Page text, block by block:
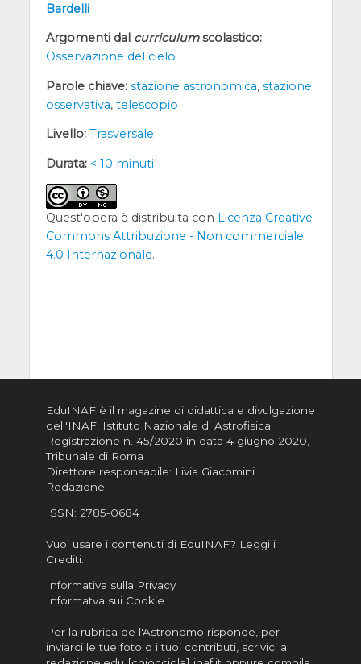
Bardelli
Argomenti dal curriculumscolastico:
Osservazione del cielo
Parole chiave: stazione astronomica, stazione
osservativa, telescopio
Livello: Trasversale
Durata: < 10 minuti
Quest'opera è distribuita con Licenza Creative
Commons Attribuzione - Non commerciale
4.0 Internazionale.
EduINAF è il magazine di didattica e divulgazione
dell'INAF, Istituto Nazionale di Astrofisica
Registrazione n. 45/2020 in data 4 giugno 2020,
Tribunale di Roma
Direttore responsabile: Livia Giacomini
Redazione
ISSN: 2785-0684
Vuoi usare i contenuti di EduINAF? Leggi i
Crediti.
Informativa sulla Privacy
Informatva sui Cookie
Per la rubrica de l'Astronomo risponde, per
inviarci le tue foto o i tuoi contributi, scrivici a